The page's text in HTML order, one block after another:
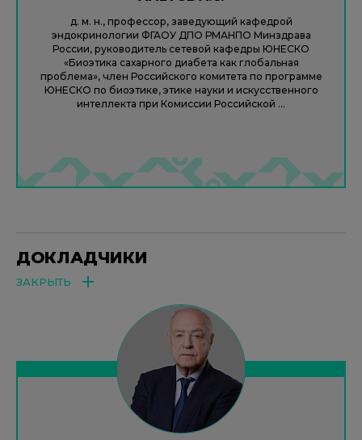
д. м. н., профессор, заведующий кафедрой
эндокринологии ФГАОУ ДПО РМАНПО Минздрава
России, руководитель сетевой кафедры ЮНЕСКО
«Биоэтика сахарного диабета как глобальная
проблема», член Российского комитета по программе
ЮНЕСКО по биоэтике, этике науки и искусственного
интеллекта при Комиссии Российской ...
ДОКЛАДЧИКИ
ЗАКРЫТЬ